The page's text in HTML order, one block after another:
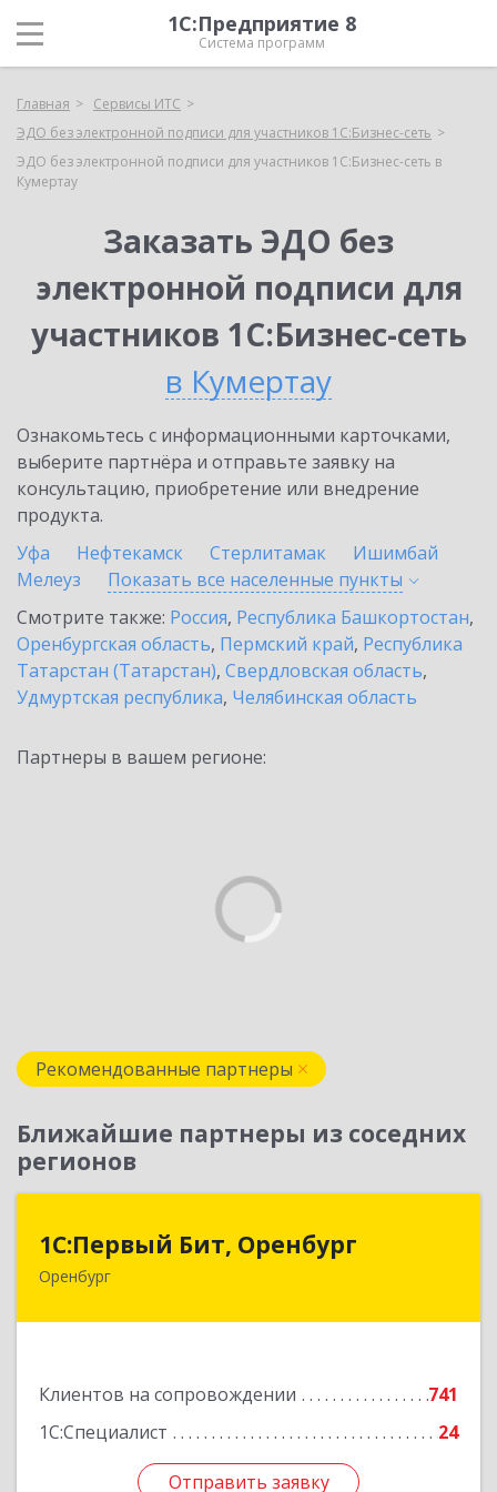
1С:Предприятие 8
Система программ
Главная
Сервисы ИТС
ЭДО без электронной подписи для участников 1С:Бизнес-сеть
ЭДО без электронной подписи для участников 1С:Бизнес-сеть в
Кумертау
Заказать ЭДО без
электронной подписи для
участников 1С:Бизнес-сеть
в Кумертау
Ознакомьтесь с информационными карточками,
выберите партнёра и отправьте заявку на
консультацию, приобретение или внедрение
продукта.
Уфа
Нефтекамск Стерлитамак
Ишимбай
Мелеуз
Показать все населенные пункты
Смотрите также: Россия, Республика Башкортостан,
Оренбургская область, Пермский край, Республика
Татарстан (Татарстан), Свердловская область,
Удмуртская республика, Челябинская область
Партнеры в вашем регионе:
Рекомендованные партнеры
Ближайшие партнеры из соседних
регионов
1С:Первый Бит, Оренбург
Оренбург
Клиентов на сопровождении
741
1С:Специалист
24
Отправить заявку
1С:Первый Бит, Оренбург
460044, Оренбургская обл, Оренбург, Березка
Отправить заявку